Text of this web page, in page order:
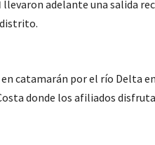
llevaron adelante una salida
catamarán por el río Delta
donde los afiliados